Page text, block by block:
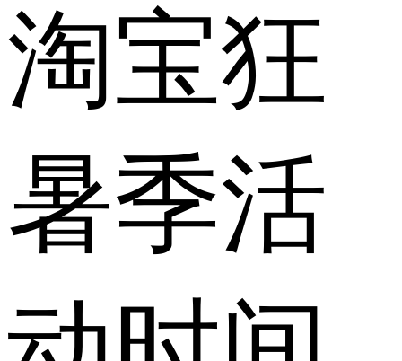
淘宝狂
暑季活